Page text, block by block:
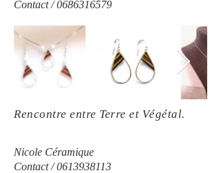
Contact /0686316579
Rencontre entre Terre et Végétal.
Nicole Céramique
Contact /0613938113